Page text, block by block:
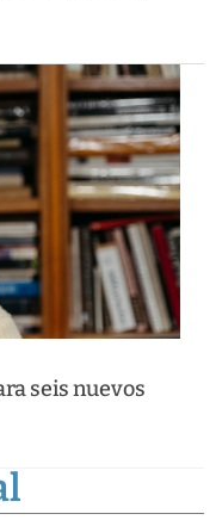
seis nuevos